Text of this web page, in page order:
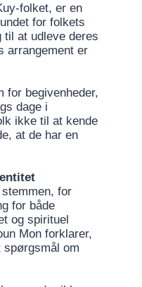
folket, er en
for folkets
til at udleve deres
arrangement er
for begivenheder,
dage i
ikke til at kende
at de har en
for
for både
og spirituel
Mon forklarer,
spørgsmål om